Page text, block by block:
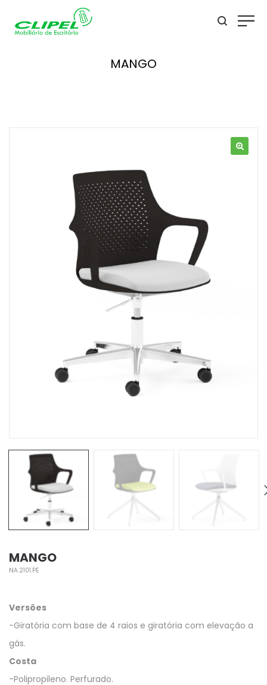
MANGO
MANGO
NA.2101.PE
Versões
-Giratória com base de 4 raios e giratória com elevação a
gás.
Costa
-Polipropileno. Perfurado.